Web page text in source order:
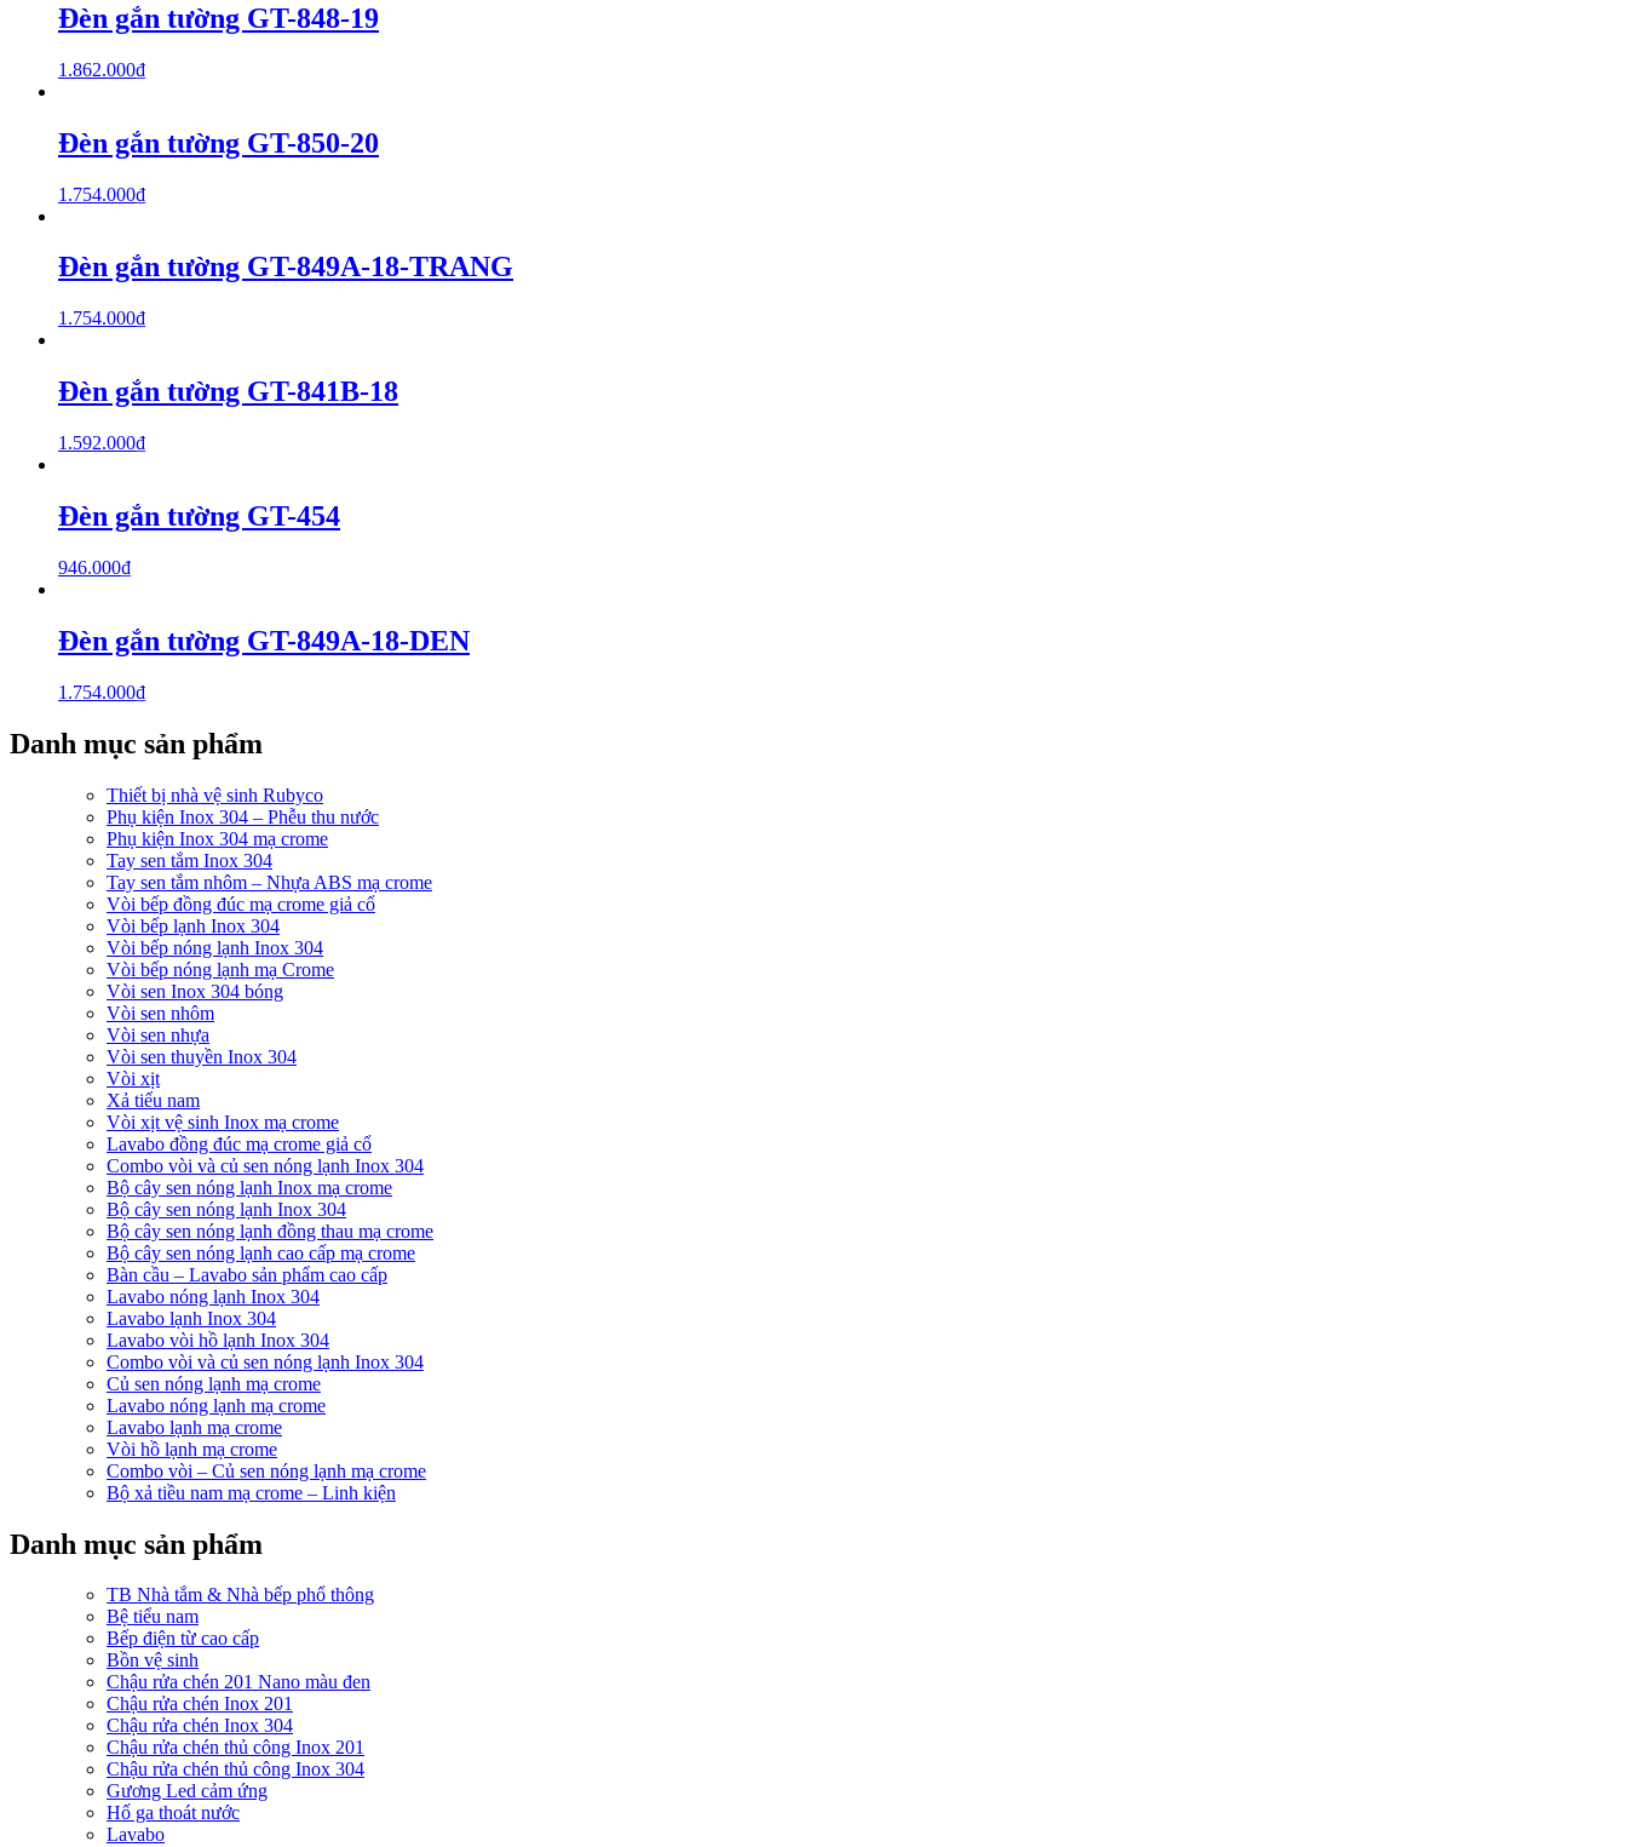
Đèn gắn tường GT-848-19
1.862.000₫
Đèn gắn tường GT-850-20
1.754.000₫
Đèn gắn tường GT-849A-18-TRANG
1.754.000₫
Đèn gắn tường GT-841B-18
1.592.000₫
Đèn gắn tường GT-454
946.000₫
Đèn gắn tường GT-849A-18-DEN
1.754.000₫
Danh mục sản phẩm
Thiết bị nhà vệ sinh Rubyco
Phụ kiện Inox 304 – Phễu thu nước
Phụ kiện Inox 304 mạ crome
Tay sen tắm Inox 304
Tay sen tắm nhôm – Nhựa ABS mạ crome
Vòi bếp đồng đúc mạ crome giả cổ
Vòi bếp lạnh Inox 304
Vòi bếp nóng lạnh Inox 304
Vòi bếp nóng lạnh mạ Crome
Vòi sen Inox 304 bóng
Vòi sen nhôm
Vòi sen nhựa
Vòi sen thuyền Inox 304
Vòi xịt
Xả tiểu nam
Vòi xịt vệ sinh Inox mạ crome
Lavabo đồng đúc mạ crome giả cổ
Combo vòi và củ sen nóng lạnh Inox 304
Bộ cây sen nóng lạnh Inox mạ crome
Bộ cây sen nóng lạnh Inox 304
Bộ cây sen nóng lạnh đồng thau mạ crome
Bộ cây sen nóng lạnh cao cấp mạ crome
Bàn cầu – Lavabo sản phẩm cao cấp
Lavabo nóng lạnh Inox 304
Lavabo lạnh Inox 304
Lavabo vòi hồ lạnh Inox 304
Combo vòi và củ sen nóng lạnh Inox 304
Củ sen nóng lạnh mạ crome
Lavabo nóng lạnh mạ crome
Lavabo lạnh mạ crome
Vòi hồ lạnh mạ crome
Combo vòi – Củ sen nóng lạnh mạ crome
Bộ xả tiều nam mạ crome – Linh kiện
Danh mục sản phẩm
TB Nhà tắm & Nhà bếp phổ thông
Bệ tiểu nam
Bếp điện từ cao cấp
Bồn vệ sinh
Chậu rửa chén 201 Nano màu đen
Chậu rửa chén Inox 201
Chậu rửa chén Inox 304
Chậu rửa chén thủ công Inox 201
Chậu rửa chén thủ công Inox 304
Gương Led cảm ứng
Hố ga thoát nước
Lavabo